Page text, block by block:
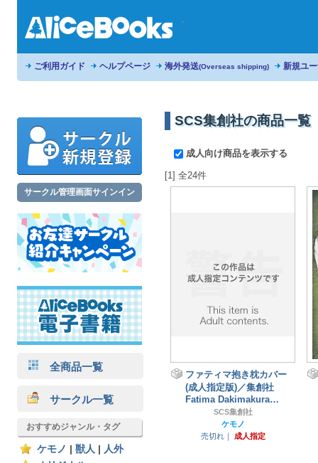
ご利用ガイド ヘルプページ 海外発送(Overseas shipping) 新規ユ
サークル管理画面サインイン
全商品一覧
サークル一覧
おすすめジャンル・タグ
ケモノ 獣人
人外
SCS集創社の商品一覧
成人向け商品を表示する
[1] 全24件
ファティマ抱き枕カバー
(成人指定版)／集創社
Fatima Dakimakura
SCS集創社
ケモノ
売切れ｜
成人指定